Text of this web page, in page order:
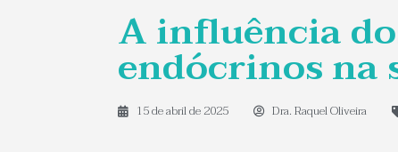
A influência
endócrinos na
15 de abril de 2025 Dra. Raquel Oliveira